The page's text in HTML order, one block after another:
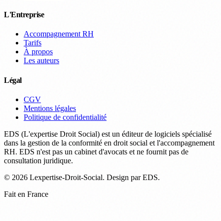
L'Entreprise
Accompagnement RH
Tarifs
À propos
Les auteurs
Légal
CGV
Mentions légales
Politique de confidentialité
EDS (L'expertise Droit Social) est un éditeur de logiciels spécialisé
dans la gestion de la conformité en droit social et l'accompagnement
RH. EDS n'est pas un cabinet d'avocats et ne fournit pas de
consultation juridique.
© 2026 Lexpertise-Droit-Social. Design par EDS.
Fait en France